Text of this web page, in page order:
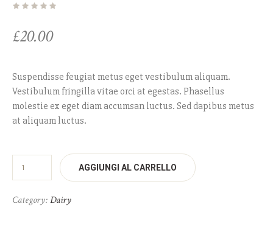
£20.00
Suspendisse feugiat metus eget vestibulum aliquam.
Vestibulum fringilla vitae orci at egestas. Phasellus
molestie ex eget diam accumsan luctus. Sed dapibus metus
at aliquam luctus.
AGGIUNGI AL CARRELLO
Category:Dairy